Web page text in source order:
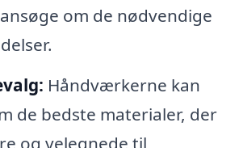
om de nødvendige
Håndværkerne kan
de bedste materialer, der
og velegnede til